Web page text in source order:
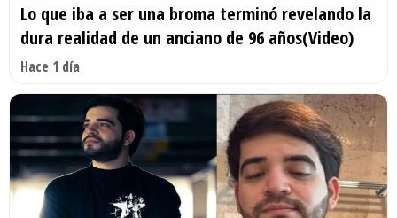
Lo que iba a ser una broma terminó revelando la
dura realidad de un anciano de 96 años(Video)
Hace 1 día